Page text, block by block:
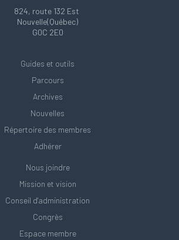
824, route 132 Est
Nouvelle(Québec)
G0C 2E0
Guides et outils
Parcours
Archives
Nouvelles
Répertoire des membres
Adhérer
Nous joindre
Mission et vision
Conseil d'administration
Congrès
Espace membre